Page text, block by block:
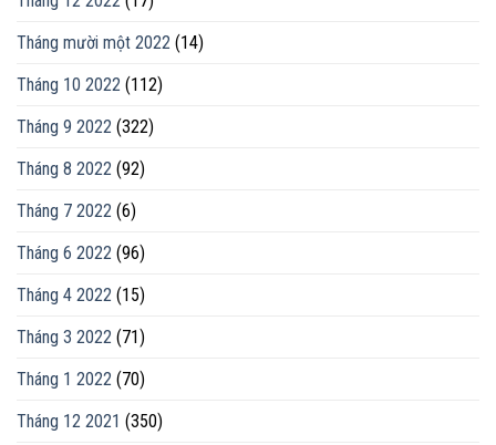
Tháng mười một 2022 (14)
Tháng 10 2022 (112)
Tháng 9 2022 (322)
Tháng 8 2022 (92)
Tháng 7 2022 (6)
Tháng 6 2022 (96)
Tháng 4 2022 (15)
Tháng 3 2022 (71)
Tháng 1 2022 (70)
Tháng 12 2021 (350)